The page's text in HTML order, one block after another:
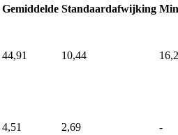
Gemiddelde Standaardafwijking
44,91 10,44
4,51 2,69 -